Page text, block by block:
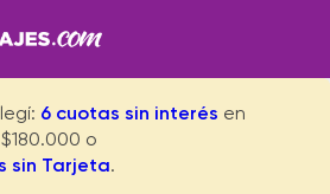
6 cuotas sin interés en
o
sin Tarjeta.